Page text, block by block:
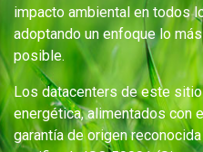
impacto ambiental en todos
adoptando un enfoque lo
posible.
Los datacenters de este
energética, alimentados con
garantía de origen